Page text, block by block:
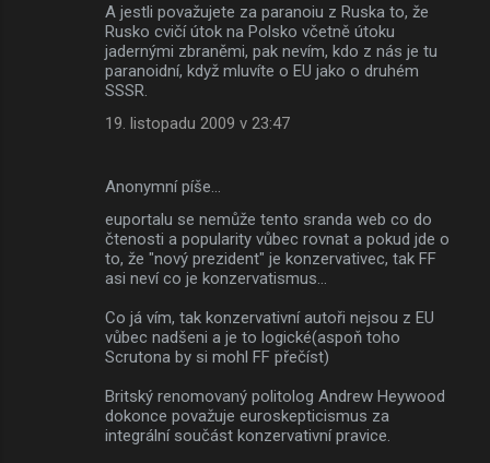
A jestli považujete za paranoiu z Ruska to, že
Rusko cvičí útok na Polsko včetně útoku
jadernými zbraněmi, pak nevím, kdo z nás je tu
paranoidní, když mluvíte o EU jako o druhém
SSSR.
19. listopadu 2009 v 23:47
Anonymní píše…
euportalu se nemůže tento sranda web co do
čtenosti a popularity vůbec rovnat a pokud jde o
to, že "nový prezident" je konzervativec, tak FF
asi neví co je konzervatismus...
Co já vím, tak konzervativní autoři nejsou z EU
vůbec nadšeni a je to logické(aspoň toho
Scrutona by si mohl FF přečíst)
Britský renomovaný politolog Andrew Heywood
dokonce považuje euroskepticismus za
integrální součást konzervativní pravice.